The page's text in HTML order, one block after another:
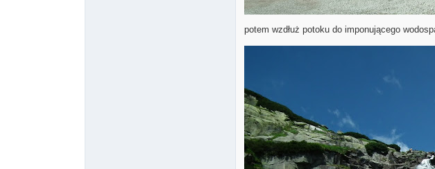
potem wzdłuż potoku do imponującego